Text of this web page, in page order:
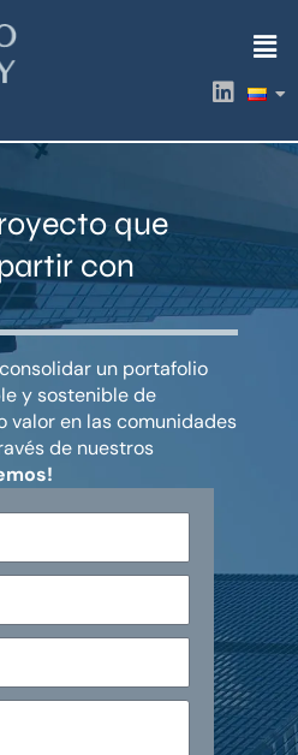
L
i
k
i
que
con
un portafolio
y sostenible de
valor en las comunidades
de nuestros